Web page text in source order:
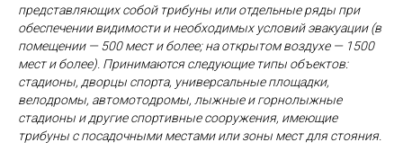
представляющих собой трибуны или отдельные ряды при
обеспечении видимости и необходимых условий эвакуации (в
помещении — 500 мест и более; на открытом воздухе — 1500
мест и более). Принимаются следующие типы объектов:
стадионы, дворцы спорта, универсальные площадки,
велодромы, автомотодромы, лыжные и горнолыжные
стадионы и другие спортивные сооружения, имеющие
трибуны с посадочными местами или зоны мест для стояния.